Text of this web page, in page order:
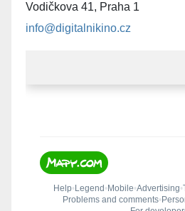
Vodičkova 41, Praha 1
info@digitalnikino.cz